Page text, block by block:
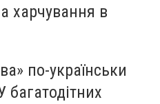
харчування в
по-українськи
багатодітних